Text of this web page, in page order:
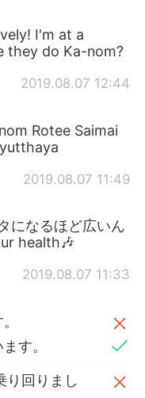
I'm at a
they do Ka-nom?
2019.08.07 12:44
Rotee Saimai
2019.08.07 11:49
になるほど広いん
health🎶
2019.08.07 11:33
す。
り回りまし